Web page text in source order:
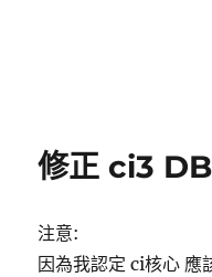
修正 ci3
注意:
因為我認定 ci核心 應